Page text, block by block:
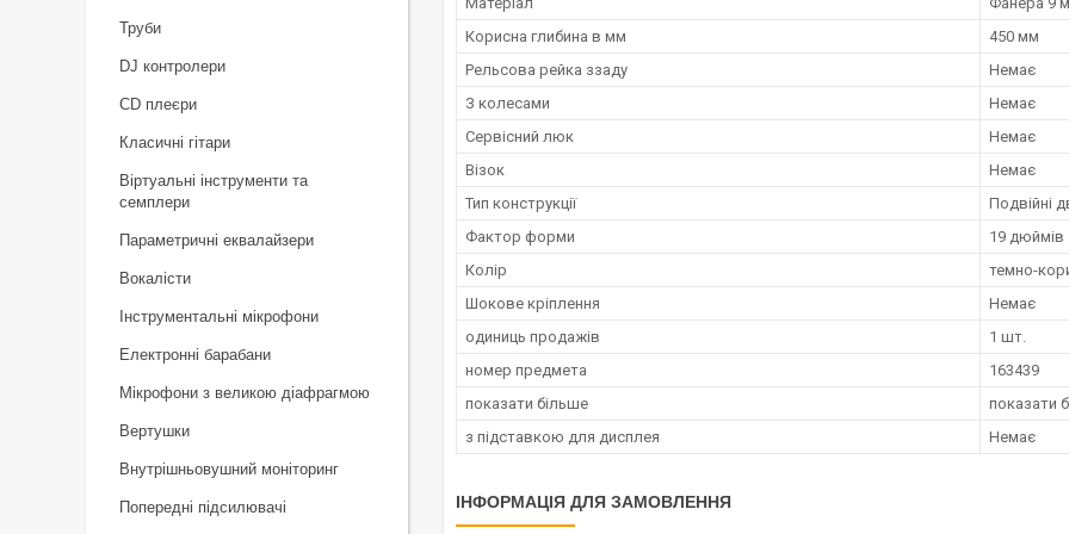
Корисна глибина в мм
450 мм
Рельсова рейка ззаду
Немає
З колесами
Немає
Сервісний люк
Немає
Візок
Немає
Тип конструкції
Подвійні
Фактор форми
19 дюймів
Колір
темно-
Шокове кріплення
Немає
одиниць продажів
1 шт.
номер предмета
163439
показати більше
показати
з підставкою для дисплея
Немає
ІНФОРМАЦІЯ ДЛЯ ЗАМОВЛЕННЯ
Труби
DJ контролери
CD плеєри
Класичні гітари
Віртуальні інструменти та
семплери
Параметричні еквалайзери
Вокалісти
Інструментальні мікрофони
Електронні барабани
Мікрофони з великою діафрагмою
Вертушки
Внутрішньовушний моніторинг
Попередні підсилювачі